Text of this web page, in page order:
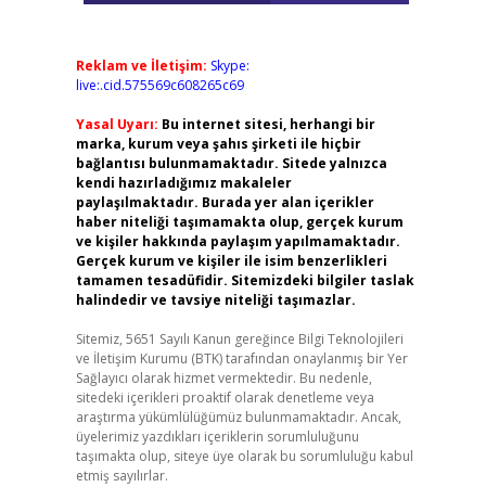
Reklam ve İletişim: Skype:
live:.cid.575569c608265c69
Yasal Uyarı: Bu internet sitesi, herhangi bir
marka, kurum veya şahıs şirketi ile hiçbir
bağlantısı bulunmamaktadır. Sitede yalnızca
kendi hazırladığımız makaleler
paylaşılmaktadır. Burada yer alan içerikler
haber niteliği taşımamakta olup, gerçek kurum
ve kişiler hakkında paylaşım yapılmamaktadır.
Gerçek kurum ve kişiler ile isim benzerlikleri
tamamen tesadüfidir. Sitemizdeki bilgiler taslak
halindedir ve tavsiye niteliği taşımazlar.
Sitemiz, 5651 Sayılı Kanun gereğince Bilgi Teknolojileri
ve İletişim Kurumu (BTK) tarafından onaylanmış bir Yer
Sağlayıcı olarak hizmet vermektedir. Bu nedenle,
sitedeki içerikleri proaktif olarak denetleme veya
araştırma yükümlülüğümüz bulunmamaktadır. Ancak,
üyelerimiz yazdıkları içeriklerin sorumluluğunu
taşımakta olup, siteye üye olarak bu sorumluluğu kabul
etmiş sayılırlar.